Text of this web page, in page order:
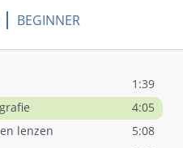
BEGINNER
1:39
4:05
lenzen
5:08